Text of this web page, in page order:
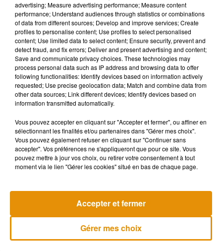
Et parmi le public qu’il côtoie au quotidien, il y a bien
souvent… des femmes. Alors pour répondre là aussi à la
demande, Christophe s’est rapproché de l’association LSD,
Lady System Defense, pour se former. «C’est une
association qui a été créée par des gendarmes en région
parisienne, et qui propose des stages de self-défense
uniquement réservés aux femmes. On a eu cette chance de
passer le diplôme d’entraineur et de proposer les mêmes
Christophe et son équipe, tous bénévoles, essayent alors de
proposer un stage par mois. Le prochain aura lieu en
décembre. À terme, il souhaiterait également organiser des
stages partout ailleurs dans la région.
Musique
advertising; Measure advertising performance; Measure content
performance; Understand audiences through statistics or combinations
of data from different sources; Develop and improve services; Create
profiles to personalise content; Use profiles to select personalised
content; Use limited data to select content; Ensure security, prevent and
detect fraud, and fix errors; Deliver and present advertising and content;
Save and communicate privacy choices. These technologies may
process personal data such as IP address and browsing data to offer
following functionalities: Identify devices based on information actively
requested; Use precise geolocation data; Match and combine data from
other data sources; Link different devices; Identify devices based on
information transmitted automatically.
Vous pouvez accepter en cliquant sur "Accepter et fermer", ou affiner en
sélectionnant les finalités et/ou partenaires dans "Gérer mes choix".
Vous pouvez également refuser en cliquant sur "Continuer sans
accepter". Vos préférences ne s'appliqueront que pour ce site. Vous
pouvez mettre à jour vos choix, ou retirer votre consentement à tout
moment via le lien "Gérer les cookies" situé en bas de chaque page.
Gérer mes choix
Accepter et fermer